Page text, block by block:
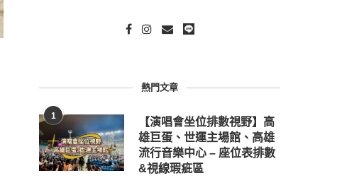
熱門文章
1
【演唱會坐位排數視野】高
雄巨蛋、世運主場館、高雄
流行音樂中心 – 座位表排數
&視線瑕疵區